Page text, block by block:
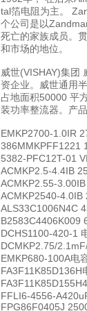
tal箔电阻为主。
个公司是以
死亡的家族成员。
和市场的地位。
威世(VISHAY)集团
资企业。威世通用
占地面积50000 平
装功率整流器。产
EMKP2700-1.0IR
386MMKPFF1221
5382-PFC12T-01
ACMKP2.5-4.4IB
ACMKP2.55-
ACMKP2540-4.0IB
ALS33C1006N4C
B2583C4406K009
DCHS1100-420-1
DCMKP2.75/
EMKP680-100A电
FA3F11K85D136H
FFLI6-4556-
FPG86F0405J